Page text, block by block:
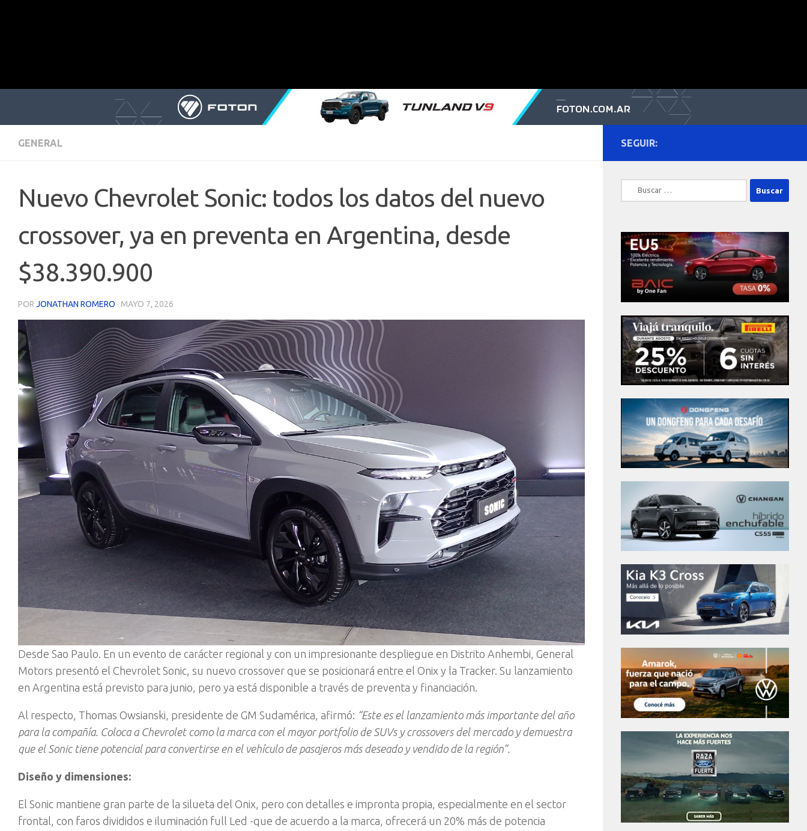
GENERAL
Nuevo Chevrolet Sonic: todos los datos del nuevo
crossover, ya en preventa en Argentina, desde
$38.390.900
POR JONATHAN ROMERO · MAYO 7, 2026
Desde Sao Paulo. En un evento de carácter regional y con un impresionante despliegue en Distrito Anhembi, General
Motors presentó el Chevrolet Sonic, su nuevo crossover que se posicionará entre el Onix y la Tracker. Su lanzamiento
en Argentina está previsto para junio, pero ya está disponible a través de preventa y financiación.
Al respecto, Thomas Owsianski, presidente de GM Sudamérica, afirmó: “Este es el lanzamiento más importante del año
para la compañía. Coloca a Chevrolet como la marca con el mayor portfolio de SUVs y crossovers del mercado y demuestra
que el Sonic tiene potencial para convertirse en el vehículo de pasajeros más deseado y vendido de la región”.
Diseño y dimensiones:
El Sonic mantiene gran parte de la silueta del Onix, pero con detalles e impronta propia, especialmente en el sector
frontal, con faros divididos e iluminación full Led -que de acuerdo a la marca, ofrecerá un 20% más de potencia
SEGUIR:
Buscar: